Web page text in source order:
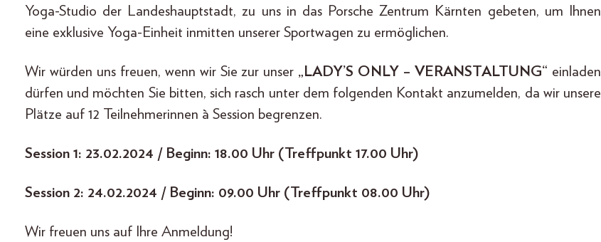
Yoga-Studio der Landeshauptstadt, zu uns in das Porsche Zentrum Kärnten gebeten, um Ihnen
eine exklusive Yoga-Einheit inmitten unserer Sportwagen zu ermöglichen.
Wir würden uns freuen, wenn wir Sie zur unser „LADY’S ONLY – VERANSTALTUNG“ einladen
dürfen und möchten Sie bitten, sich rasch unter dem folgenden Kontakt anzumelden, da wir unsere
Plätze auf 12 Teilnehmerinnen à Session begrenzen.
Session 1: 23.02.2024 / Beginn: 18.00 Uhr (Treffpunkt 17.00 Uhr)
Session 2: 24.02.2024 / Beginn: 09.00 Uhr (Treffpunkt 08.00 Uhr)
Wir freuen uns auf Ihre Anmeldung!